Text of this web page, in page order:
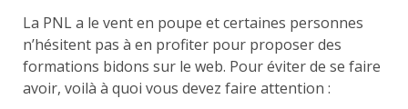
La PNL a le vent en poupe et certaines personnes
n’hésitent pas à en profiter pour proposer des
formations bidons sur le web. Pour éviter de se faire
avoir, voilà à quoi vous devez faire attention :